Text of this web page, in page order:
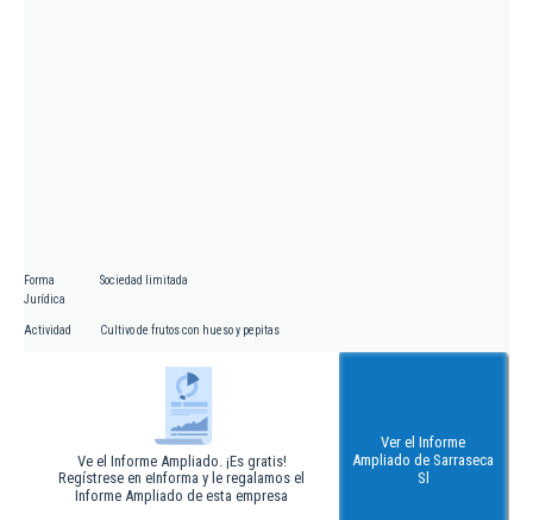
Forma
Jurídica
Sociedad limitada
Actividad Cultivo de frutos con hueso y pepitas
Ve el Informe Ampliado. ¡Es gratis!
Regístrese en eInforma y le regalamos el
Informe Ampliado de esta empresa
Ver el Informe
Ampliado de Sarraseca
Sl